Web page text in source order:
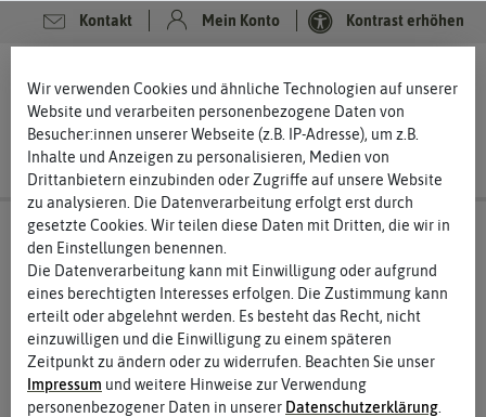
Kontakt Mein Konto Kontrast erhöhen
Wir verwenden Cookies und ähnliche Technologien auf unserer
Website und verarbeiten personenbezogene Daten von
Besucher:innen unserer Webseite (z.B. IP-Adresse), um z.B.
Inhalte und Anzeigen zu personalisieren, Medien von
Drittanbietern einzubinden oder Zugriffe auf unsere Website
zu analysieren. Die Datenverarbeitung erfolgt erst durch
gesetzte Cookies. Wir teilen diese Daten mit Dritten, die wir in
den Einstellungen benennen.
Die Datenverarbeitung kann mit Einwilligung oder aufgrund
eines berechtigten Interesses erfolgen. Die Zustimmung kann
erteilt oder abgelehnt werden. Es besteht das Recht, nicht
einzuwilligen und die Einwilligung zu einem späteren
Zeitpunkt zu ändern oder zu widerrufen. Beachten Sie unser
Impressum und weitere Hinweise zur Verwendung
personenbezogener Daten in unserer Daten­schutz­erklärung